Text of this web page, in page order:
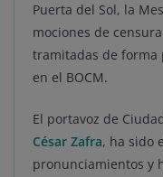
Puerta del Sol, la
mociones de
tramitadas de forma
en el BOCM.
El portavoz de
César Zafra, ha sido
pronunciamientos y